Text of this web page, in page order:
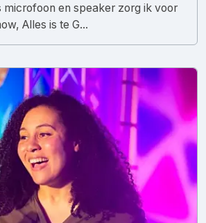
microfoon en speaker zorg ik voor
Alles is te G...